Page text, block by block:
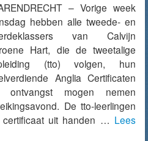
– Vorige week
hebben alle tweede- en
van Calvijn
Hart, die de tweetalige
(tto) volgen, hun
Anglia Certificaten
ontvangst mogen nemen
De tto-leerlingen
certificaat uit handen … Lees